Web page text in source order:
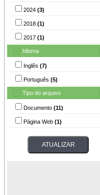
2024 (3)
2018 (1)
2017 (1)
Idioma
Inglês (7)
Português (5)
Tipo do arquivo
Documento (11)
Página Web (1)